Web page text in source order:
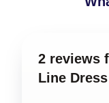
2 reviews
Line Dress